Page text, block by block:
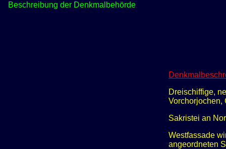
Beschreibung der Denkmalbehörde
Dreischiffige,
Vorchorjochen,
Sakristei an
Westfassade
angeordneten